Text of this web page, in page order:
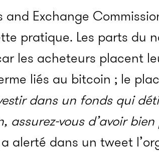
and Exchange
pratique. Les parts du
les acheteurs placent
liés au bitcoin ; le
dans un fonds qui
assurez-vous d’avoir
alerté dans un tweet